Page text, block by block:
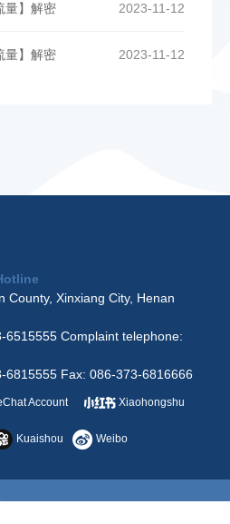
2023-11-12
量】解密
2023-11-12
量】解密
County, Xinxiang City, Henan
6515555 Complaint telephone:
6815555 Fax: 086-373-6816666
Account Xiaohongshu
Kuaishou Weibo